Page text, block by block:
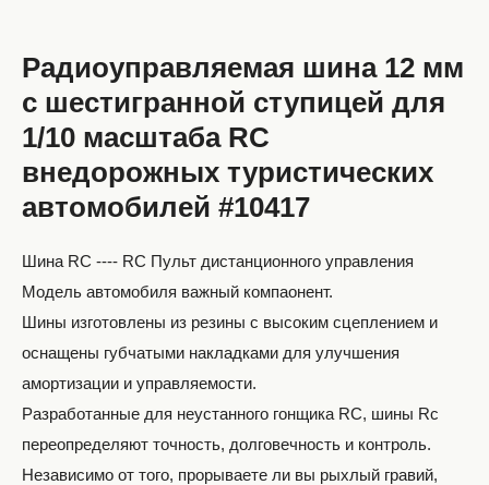
Радиоуправляемая шина 12 мм
с шестигранной ступицей для
1/10 масштаба RC
внедорожных туристических
автомобилей #10417
Шина RC ---- RC Пульт дистанционного управления
Модель автомобиля важный компаонент.
Шины изготовлены из резины с высоким сцеплением и
оснащены губчатыми накладками для улучшения
амортизации и управляемости.
Разработанные для неустанного гонщика RC, шины Rc
переопределяют точность, долговечность и контроль.
Независимо от того, прорываете ли вы рыхлый гравий,